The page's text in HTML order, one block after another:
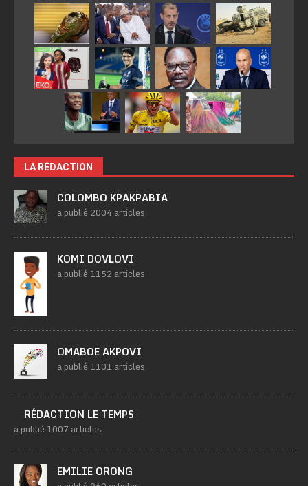
LA RÉDACTION
COLOMBO KPAKPABIA
a publié 2004 articles
KOMI DOVLOVI
a publié 1152 articles
OMABOE AKPOVI
a publié 1101 articles
RÉDACTION LE TEMPS
a publié 1007 articles
EMILIE ORONG